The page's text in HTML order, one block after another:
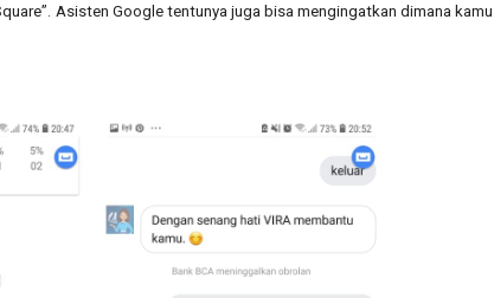
Asisten Google tentunya juga bisa mengingatkan dimana kamu